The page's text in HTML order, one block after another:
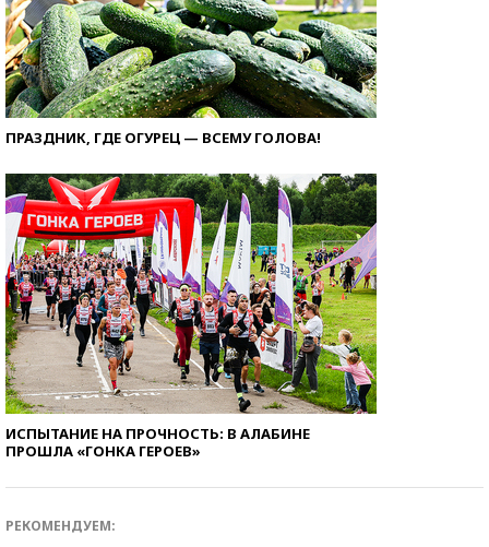
ПРАЗДНИК, ГДЕ ОГУРЕЦ — ВСЕМУ ГОЛОВА!
ИСПЫТАНИЕ НА ПРОЧНОСТЬ: В АЛАБИНЕ
ПРОШЛА «ГОНКА ГЕРОЕВ»
РЕКОМЕНДУЕМ: